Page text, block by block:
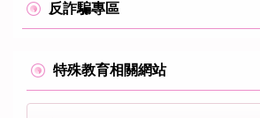
反詐騙專區
特殊教育相關網站